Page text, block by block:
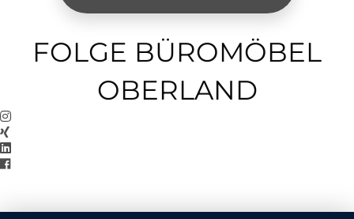
FOLGE BÜROMÖBEL
OBERLAND